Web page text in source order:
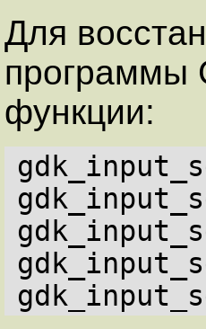
Для
программы
функции: